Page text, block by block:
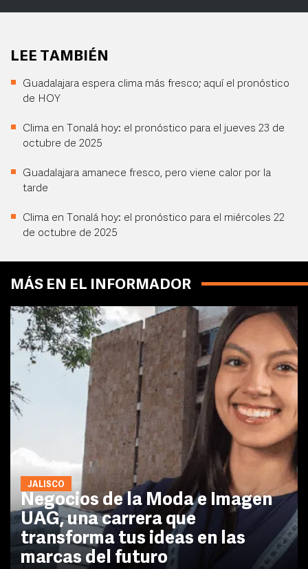
LEE TAMBIÉN
Guadalajara espera clima más fresco; aquí el pronóstico
de HOY
Clima en Tonalá hoy: el pronóstico para el jueves 23 de
octubre de 2025
Guadalajara amanece fresco, pero viene calor por la
tarde
Clima en Tonalá hoy: el pronóstico para el miércoles 22
de octubre de 2025
MÁS EN EL INFORMADOR
JALISCO
Negocios de la Moda e Imagen
UAG, una carrera que
transforma tus ideas en las
marcas del futuro